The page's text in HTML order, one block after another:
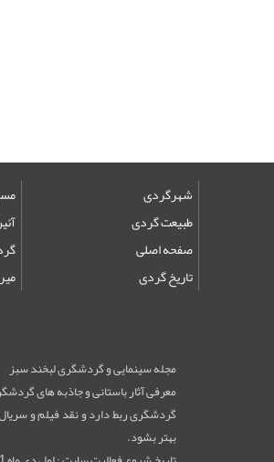
شهرگردی
طبیعت گردی
صفحه اصلی
تاریخ گردی
مجله سینمایی و گردشگری لبخند سبز
معرفی آثار باستانی و جاذبه های
گردشگری ربط دارد و نقد فیلم و
بهتر بشود.